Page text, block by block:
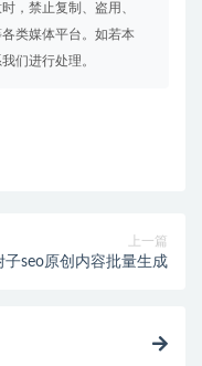
，禁止复制、盗用、
类媒体平台。如若本
们进行处理。
上一篇
子seo原创内容批量生成